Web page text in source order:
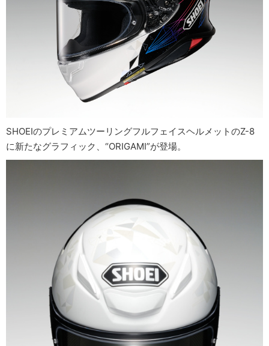
SHOEIのプレミアムツーリングフルフェイスヘルメットのZ-8
に新たなグラフィック、“ORIGAMI”が登場。